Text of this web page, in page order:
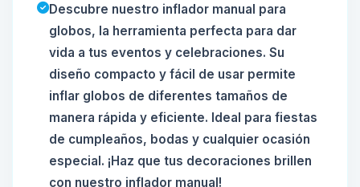
Descubre nuestro inflador manual para
globos, la herramienta perfecta para dar
vida a tus eventos y celebraciones. Su
diseño compacto y fácil de usar permite
inflar globos de diferentes tamaños de
manera rápida y eficiente. Ideal para fiestas
de cumpleaños, bodas y cualquier ocasión
especial. ¡Haz que tus decoraciones brillen
con nuestro inflador manual!